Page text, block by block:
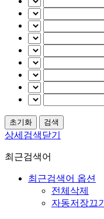
상세검색닫기
최근검색어
최근검색어 옵션
전체삭제
자동저장끄기